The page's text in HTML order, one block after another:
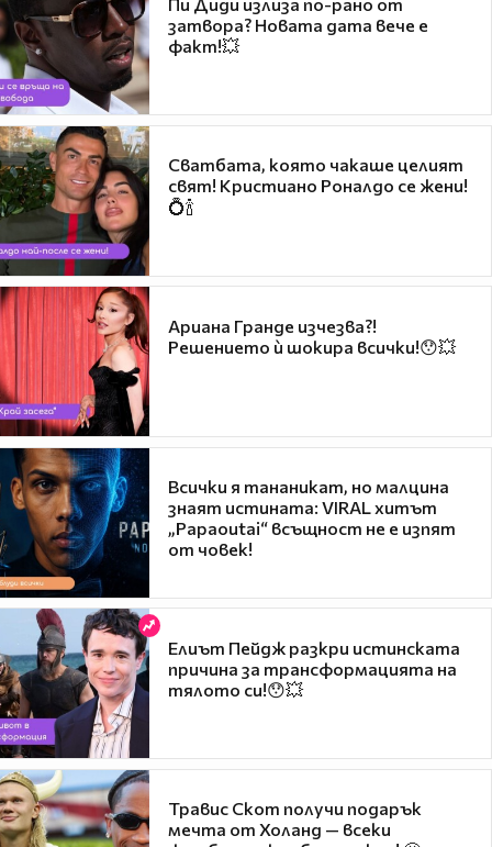
затвора? Новата дата вече е
факт!💥
Сватбата, която чакаше целият
свят! Кристиано Роналдо се жени!
💍🍾
Ариана Гранде изчезва?!
Решението ѝ шокира всички!😯💥
Всички я тананикат, но малцина
знаят истината: VIRAL хитът
„Papaoutai“ всъщност не е изпят
от човек!
Елиът Пейдж разкри истинската
причина за трансформацията на
тялото си!😯💥
Травис Скот получи подарък
мечта от Холанд — всеки